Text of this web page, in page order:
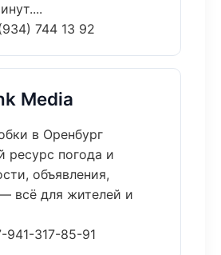
744 13 92
Media
в Оренбург
ресурс погода и
объявления,
всё для жителей и
941-317-85-91